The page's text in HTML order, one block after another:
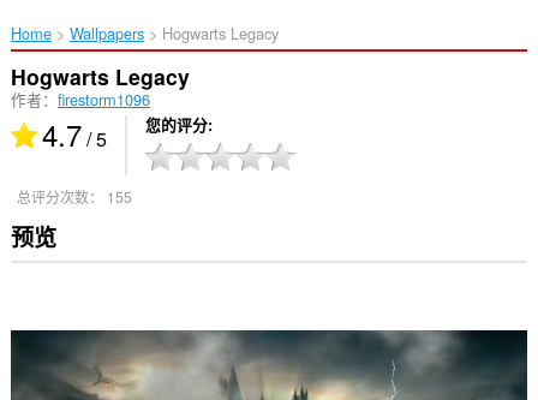
Home Wallpapers Hogwarts Legacy‎
Hogwarts Legacy
作者： firestorm1096
4.7/ 5 您的评分
总评分次数： 155
预览